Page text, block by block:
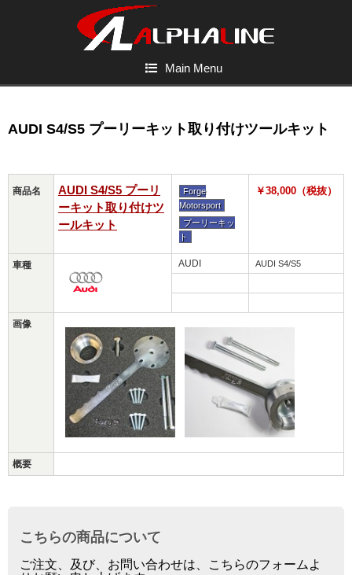
Main Menu
AUDI S4/S5 プーリーキット取り付けツールキット
商品名
AUDI S4/S5 プーリ
ーキット取り付けツ
ールキット
Forge
Motorsport
プーリーキッ
ト
￥38,000（税抜）
車種 AUDI AUDI S4/S5
画像
概要
こちらの商品について
ご注文、及び、お問い合わせは、こちらのフォームよ